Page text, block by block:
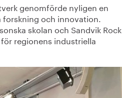
genomförde nyligen en
forskning och innovation.
skolan och Sandvik Rock
regionens industriella